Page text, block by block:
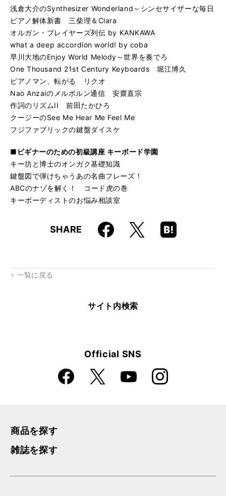
浅倉大介のSynthesizer Wonderland～シンセサイザーな毎日
ピアノ解体新書 三柴理＆Clara
オルガン・プレイヤーズ列伝 by KANKAWA
what a deep accordion world! by coba
早川大地のEnjoy World Melody～世界を奏でろ
One Thousand 21st Century Keyboards 堀江博久
ピアノマン、転がる リクオ
Nao Anzaiのメルボルン通信 安齋直宗
作詞のリズムII 前田たかひろ
クージーのSee Me Hear Me Feel Me
フジファブリックの鍵盤ダイスケ
■ビギナーのための初級講座 キーボード学園
キー坊と博士のオンガク基礎知識
鍵盤図で弾けちゃうあの名曲フレーズ！
ABCのナゾを解く！ コード虎の巻
キーボーディストのお悩み相談室
SHARE Faceboo
k
X
Hatena
Boo
一覧に戻る
サイト内検索
Official SNS
Faceboo
k
X YouTube Instagra
m
商品を探す
雑誌を探す